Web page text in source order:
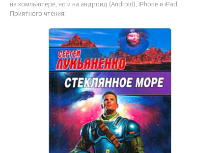
на компьютере, но и на андроид (Android), iPhone и iPad.
Приятного чтения!